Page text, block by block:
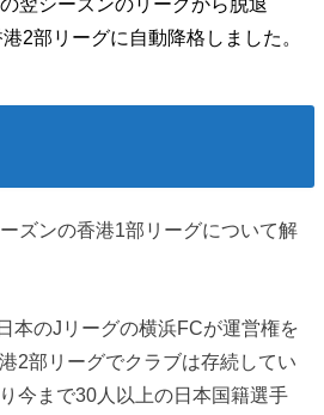
2部リーグに自動降格しました。
ズンの香港1部リーグについて解
本のJリーグの横浜FCが運営権を
2部リーグでクラブは存続してい
今まで30人以上の日本国籍選手